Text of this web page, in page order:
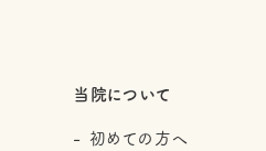
当院について
初めての方へ